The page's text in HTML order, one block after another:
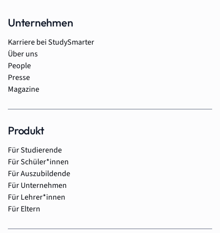
Unternehmen
Karriere bei StudySmarter
Über uns
People
Presse
Magazine
Produkt
Für Studierende
Für Schüler*innen
Für Auszubildende
Für Unternehmen
Für Lehrer*innen
Für Eltern